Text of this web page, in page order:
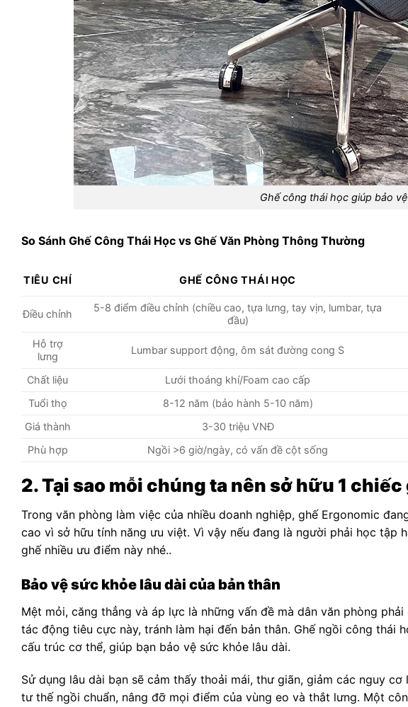
Ghế công thái học giúp bảo
So Sánh Ghế Công Thái Học vs Ghế Văn Phòng Thông Thường
TIÊU CHÍ GHẾ CÔNG THÁI HỌC
Điều chỉnh
5-8 điểm điều chỉnh (chiều cao, tựa lưng, tay vịn, lumbar, tựa
đầu)
Hỗ trợ
lưng
Lumbar support động, ôm sát đường cong S
Chất liệu Lưới thoáng khí/Foam cao cấp
Tuổi thọ
8-12 năm (bảo hành 5-10 năm)
Giá thành
3-30 triệu VNĐ
Phù hợp
Ngồi >6 giờ/ngày, có vấn đề cột sống
2. Tại sao mỗi chúng ta nên sở hữu 1
Trong văn phòng làm việc của nhiều doanh nghiệp, ghế Ergonomic
cao vì sở hữu tính năng ưu việt. Vì vậy nếu đang là người phải học tập
ghế nhiều ưu điểm này nhé..
Bảo vệ sức khỏe lâu dài của bản thân
Mệt mỏi, căng thẳng và áp lực là những vấn đề mà dân văn phòng
tác động tiêu cực này, tránh làm hại đến bản thân. Ghế ngồi công thái
cấu trúc cơ thể, giúp bạn bảo vệ sức khỏe lâu dài.
Sử dụng lâu dài bạn sẽ cảm thấy thoải mái, thư giãn, giảm các nguy
tư thế ngồi chuẩn, nâng đỡ mọi điểm của vùng eo và thắt lưng. Một